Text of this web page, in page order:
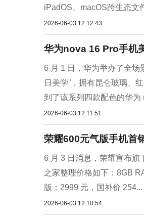
iPadOS、macOS跨生态文
2026-06-03 12:12:43
华为nova 16 Pro手机
6 月 1 日，华为举办了全场
日美学”，拥有昆仑玻璃、
到了该系列四款配色的华为
2026-06-03 12:11:51
荣耀600元气版手机首
6 月 3 日消息，荣耀宣布旗
之家整理价格如下：8GB
版：2999 元，国补价 254...
2026-06-03 12:10:54